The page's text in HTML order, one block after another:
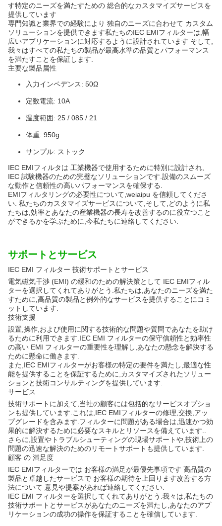
す特定のニーズを満たすための 総合的なカスタマイズサービスを
提供しています
専門知識と業界での経験により 独自のニーズに合わせて カスタム
ソリューションを提供できます私たちのIEC EMIフィルターは,幅
広いアプリケーションに対応するように設計されています そして,
我々はすべての私たちの製品が最高水準の品質とパフォーマンス
を満たすことを保証します.
主要な製品属性
入力インペデンス: 50Ω
定数電流: 10A
温度範囲: 25 / 085 / 21
体重: 950g
サンプル: ストック
IEC EMIフィルタは 工業機器で使用するために特別に設計され,
IEC 試験機器のための完璧なソリューションです.設備のスムーズ
な動作と信頼性の高いパフォーマンスを確保する.
EMIフィルタリングの必要性について,weiaipu を信頼してくださ
い. 私たちのカスタマイズサービスについて,そして,どのように私
たちは,効率とあなたの産業機器の長寿を改善するのに役立つこと
ができるかを学ぶために,今私たちに連絡してください.
サポートとサービス
IEC EMI フィルター 技術サポートとサービス
電気磁気干渉 (EMI) の緩和のための解決策として IEC EMIフィル
ターを選択してくれてありがとう.私たちは,あなたのニーズを満た
すために,高品質の製品と例外的なサービスを提供することにコミ
ットしています.
技術支援
設置,操作,および使用に関する技術的な問題や質問であなたを助け
るために利用できます.IEC EMI フィルターの保守信頼性と効率性
の高い EMI フィルターの重要性を理解し,あなたの懸念を解決する
ために懸命に働きます.
また,IEC EMIフィルターがお客様の特定の要件を満たし,最適な性
能を提供することを保証するために,カスタマイズされたソリュー
ションと技術コンサルティングを提供しています.
サービス
技術サポートに加えて,当社の顧客には包括的なサービスオプショ
ンも提供しています.これは,IEC EMIフィルターの修理,交換,アッ
プグレードを含みます.フィルターに問題がある場合は,迅速かつ効
果的に解決するために必要なスキルとリソースを備えています..
さらに,設置やトラブルシューティングの現場サポートや,技術上の
問題の迅速な解決のためのリモートサポートも提供しています.
顧客 の 満足度
IEC EMIフィルターでは お客様の満足が最優先事項です 高品質の
製品と卓越したサービスで お客様の期待を上回ります改善する方
法について 意見や提案があれば連絡してください.
IEC EMI フィルターを選択してくれてありがとう.我々は,私たちの
技術サポートとサービスがあなたのニーズを満たし,あなたのアプ
リケーションの成功の操作を保証することを確信しています.